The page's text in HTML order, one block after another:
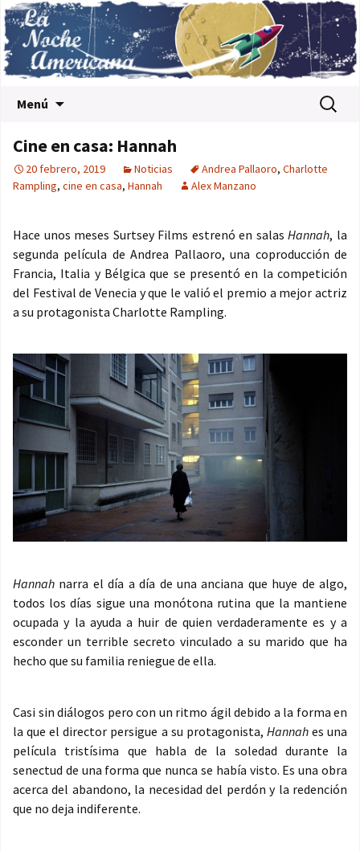
Menú Buscar:
Cine en casa: Hannah
20 febrero, 2019 Noticias Andrea Pallaoro, Charlotte
Rampling, cine en casa, Hannah Alex Manzano
Hace unos meses Surtsey Films estrenó en salasHannah, la
segunda película de Andrea Pallaoro, una coproducción de
Francia, Italia y Bélgica que se presentó en la competición
del Festival de Venecia y que le valió el premio a mejor actriz
a su protagonista Charlotte Rampling.
Hannah narra el día a día de una anciana que huye de algo,
todos los días sigue una monótona rutina que la mantiene
ocupada y la ayuda a huir de quien verdaderamente es y a
esconder un terrible secreto vinculado a su marido que ha
hecho que su familia reniegue de ella.
Casi sin diálogos pero con un ritmo ágil debido a la forma en
la que el director persigue a su protagonista, Hannah es una
película tristísima que habla de la soledad durante la
senectud de una forma que nunca se había visto. Es una obra
acerca del abandono, la necesidad del perdón y la redención
que no deja indiferente.